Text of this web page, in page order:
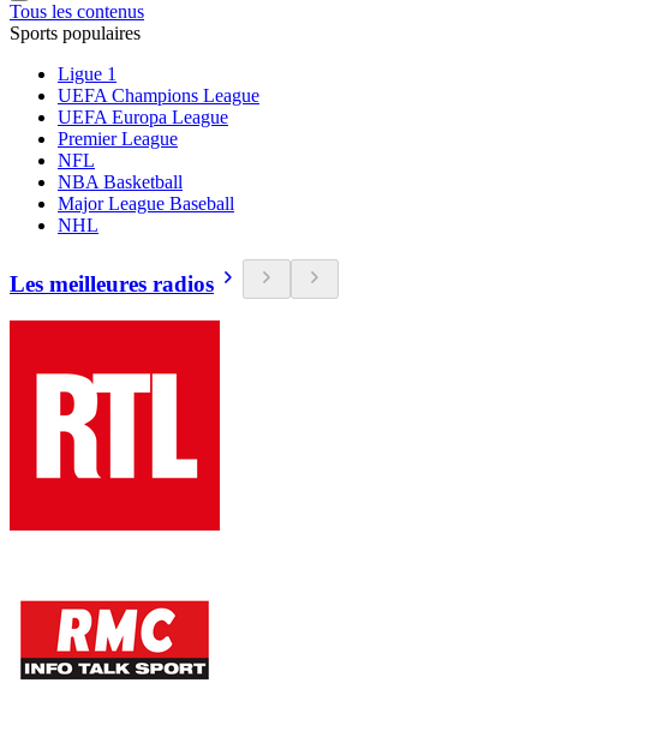
Tous les contenus
Sports populaires
Ligue 1
UEFA Champions League
UEFA Europa League
Premier League
NFL
NBA Basketball
Major League Baseball
NHL
Les meilleures radios